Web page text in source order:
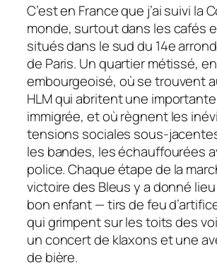
C’est en France que j’ai suivi la
monde, surtout dans les cafés
situés dans le sud du 14e
de Paris. Un quartier métissé,
embourgeoisé, où se trouvent
HLM qui abritent une
immigrée, et où règnent les
tensions sociales sous-
les bandes, les échauffourées
police. Chaque étape de la
victoire des Bleus y a donné
bon enfant — tirs de feu
qui grimpent sur les toits des
un concert de klaxons et une
de bière.